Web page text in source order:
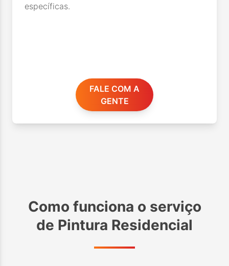
específicas.
FALE COM A
GENTE
Como funciona o serviço
de Pintura Residencial